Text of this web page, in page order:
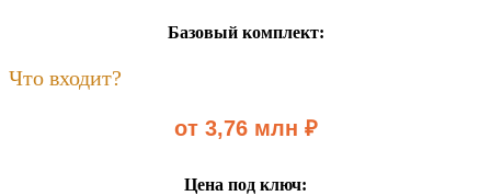
Базовый комплект:
Что входит?
от 3,76 млн ₽
Цена под ключ: